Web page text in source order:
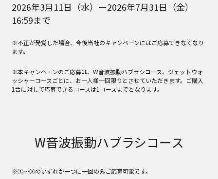
2026年3月11日（水）ー2026年7月31日（金）
16:59まで
※不正が発覚した場合、今後当社のキャンペーンにはご応募できなくなり
ます。
※本キャンペーンのご応募は、W音波振動ハブラシコース、ジェットウォ
ッシャーコースごとに、お一人様一回限りとさせていただきます。ご購入
1台に対して応募できるコースは1コースまでとなります。
W音波振動ハブラシコース
※①～③のいずれか一つに一回のみご応募可能です。